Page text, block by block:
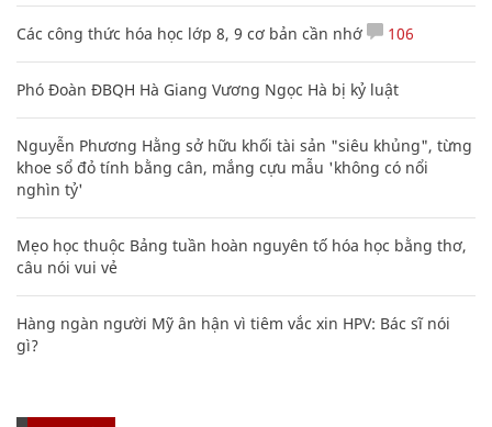
Các công thức hóa học lớp 8, 9 cơ bản cần nhớ 106
Phó Đoàn ĐBQH Hà Giang Vương Ngọc Hà bị kỷ luật
Nguyễn Phương Hằng sở hữu khối tài sản "siêu khủng", từng
khoe sổ đỏ tính bằng cân, mắng cựu mẫu 'không có nổi
nghìn tỷ'
Mẹo học thuộc Bảng tuần hoàn nguyên tố hóa học bằng thơ,
câu nói vui vẻ
Hàng ngàn người Mỹ ân hận vì tiêm vắc xin HPV: Bác sĩ nói
gì?